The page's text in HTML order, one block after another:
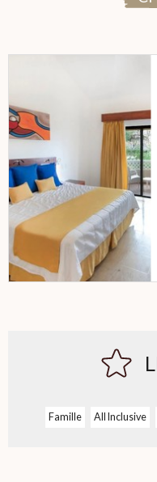
Famille All Inclusive